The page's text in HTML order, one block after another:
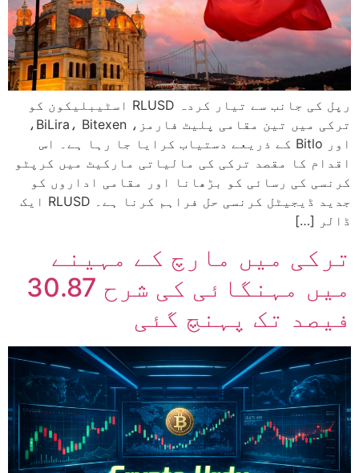
رپل کی جانب سے تیار کردہ RLUSD اسٹیبلیکون کو
ترکی میں تین مقامی پلیٹ فارمز، BiLira، Bitexen،
اور Bitlo کے ذریعے دستیاب کرایا جا رہا ہے۔ اس
اقدام کا مقصد ترکی کی مالیاتی مارکیٹ میں کرپٹو
کرنسی کی رسائی کو بڑھانا اور مقامی اداروں کو
جدید ڈیجیٹل کرنسی حل فراہم کرنا ہے۔ RLUSD ایک
ڈالر […]
ترکی میں مارچ کے مہینے
میں مہنگائی کی شرح 30.87
فیصد تک پہنچ گئی